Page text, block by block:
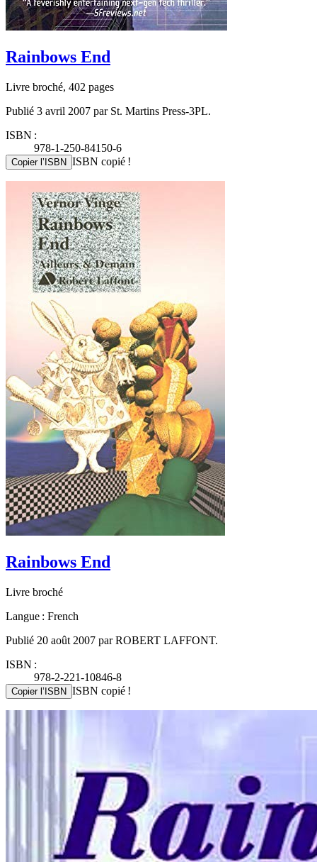
Rainbows End
Livre broché, 402 pages
Publié 3 avril 2007 par St. Martins Press-3PL.
ISBN :
978-1-250-84150-6
Copier l’ISBN ISBN copié !
Rainbows End
Livre broché
Langue : French
Publié 20 août 2007 par ROBERT LAFFONT.
ISBN :
978-2-221-10846-8
Copier l’ISBN ISBN copié !